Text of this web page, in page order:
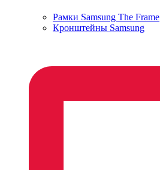
Рамки Samsung The Frame
Кронштейны Samsung